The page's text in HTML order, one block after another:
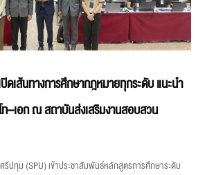
เส้นทางการศึกษากฎหมายทุกระดับ แนะนำ
เอก ณ สถาบันส่งเสริมงานสอบสวน
ปทุม (SPU) เข้าประชาสัมพันธ์หลักสูตรการศึกษาระดับ